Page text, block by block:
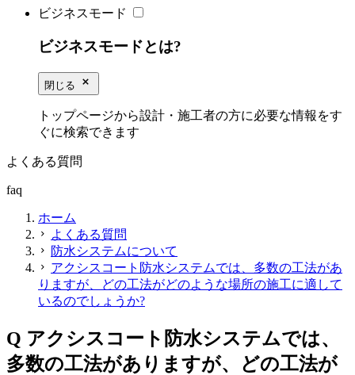
ビジネスモード
ビジネスモードとは?
閉じる close_small
トップページから設計・施工者の方に必要な情報をす
ぐに検索できます
よくある質問
faq
ホーム
chevron_right よくある質問
chevron_right 防水システムについて
chevron_right
アクシスコート防水システムでは、多数の工法があ
りますが、どの工法がどのような場所の施工に適して
いるのでしょうか?
Q アクシスコート防水システムでは、
多数の工法がありますが、どの工法が